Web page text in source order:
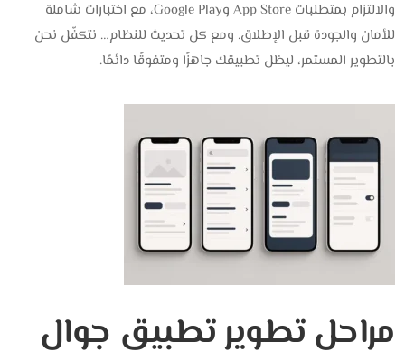
والالتزام بمتطلبات App Store وGoogle Play، مع اختبارات شاملة
للأمان والجودة قبل الإطلاق. ومع كل تحديث للنظام… نتكفّل نحن
بالتطوير المستمر، ليظل تطبيقك جاهزًا ومتفوقًا دائمًا.
مراحل تطوير تطبيق جوال